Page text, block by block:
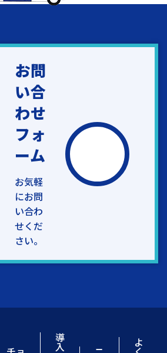
お問
い合
わせ
フォ
ーム
お気軽
にお問
い合わ
せくだ
さい。
導
入 よ